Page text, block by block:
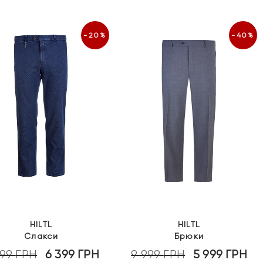
-20%
HILTL
Слакси
ГРН
Оригінальна
6 399 ГРН
Поточна
-40%
HILTL
Брюки
9 999ГРН
Оригінальна
5 999 ГРН